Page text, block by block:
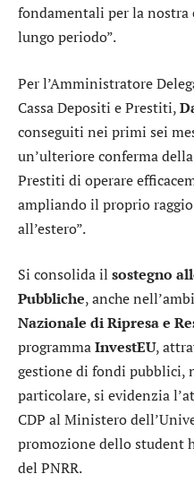
fondamentali per la nostra
lungo periodo”.
Per l’Amministratore
Cassa Depositi e Prestiti,
conseguiti nei primi sei
un’ulteriore conferma
Prestiti di operare
ampliando il proprio
all’estero”.
Si consolida il sostegno
Pubbliche, anche
Nazionale di Ripresa e
programmaInvestEU,
gestione di fondi pubblici,
particolare, si evidenzia
CDP al Ministero
promozione dello student
del PNRR.